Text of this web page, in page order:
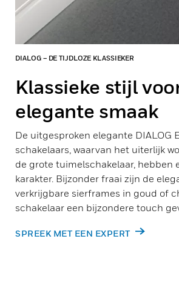
DIALOG – DE TIJDLOZE KLASSIEKER
Klassieke stijl
elegante smaak
De uitgesproken elegante DIALOG
schakelaars, waarvan het uiterlijk
de grote tuimelschakelaar, hebben
karakter. Bijzonder fraai zijn de
verkrijgbare sierframes in goud of
schakelaar een bijzondere touch
SPREEK MET EEN EXPERT